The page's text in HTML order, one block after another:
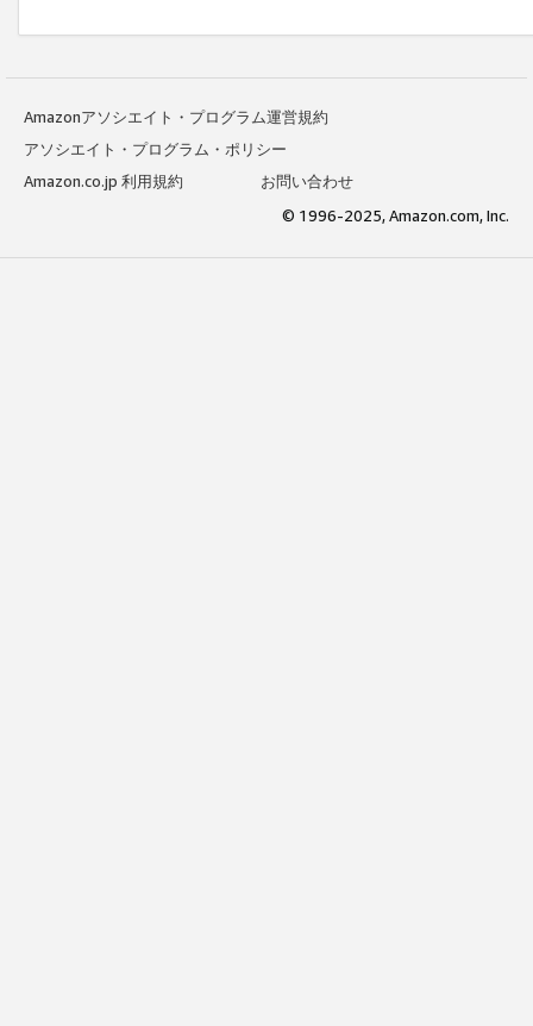
Amazonアソシエイト・プログラム運営規約
アソシエイト・プログラム・ポリシー
Amazon.co.jp 利用規約
お問い合わせ
© 1996-2025, Amazon.com, Inc.